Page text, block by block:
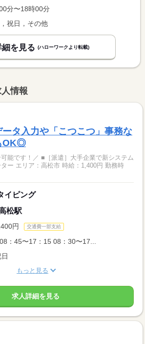
分〜18時00分
祝日，その他
を見る (ハローワークより転載)
情報
ータ入力や「こつこつ」事務な
OK◎
］大手企業で新システム
ー エリア：高松市 時給：1,400円 勤務時
イピング
松駅
円 交通費一部支給
08：45〜17：15 08：30〜17...
もっと見る
求人詳細を見る